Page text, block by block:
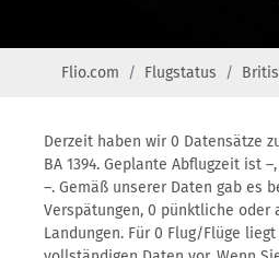
Flio.com Flugstatus
Derzeit haben wir 0 Datensätze
BA 1394. Geplante Abflugzeit ist
–. Gemäß unserer Daten gab es
Verspätungen, 0 pünktliche oder
Landungen. Für 0 Flug/Flüge